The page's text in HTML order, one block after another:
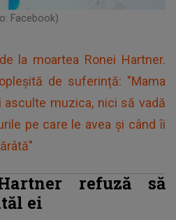
Facebook)
la moartea Ronei Hartner.
de suferință: "Mama
muzica, nici să vadă
pe care le avea și când îi
refuză să
ei